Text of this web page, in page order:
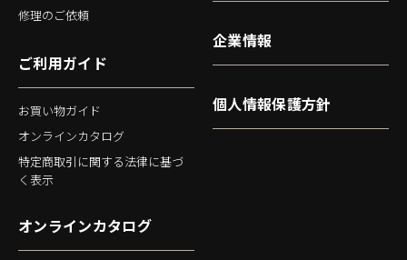
修理のご依頼
ご利用ガイド
お買い物ガイド
オンラインカタログ
特定商取引に関する法律に基づ
く表示
企業情報
個人情報保護方針
オンラインカタログ